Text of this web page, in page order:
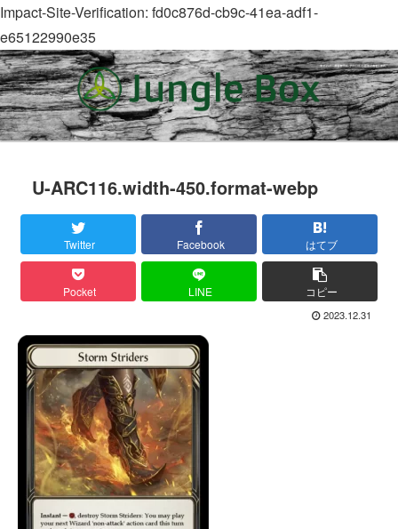
Impact-Site-Verification: fd0c876d-cb9c-41ea-adf1-
e65122990e35
U-ARC116.width-450.format-webp
Twitter Facebook はてブ
Pocket LINE コピー
2023.12.31